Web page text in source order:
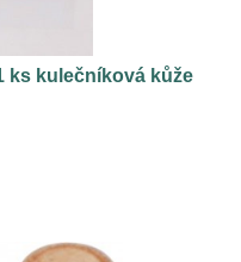
ks kulečníková kůže